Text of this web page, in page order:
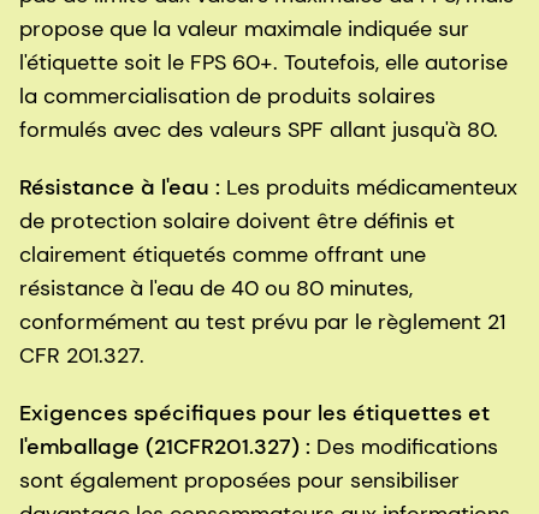
propose que la valeur maximale indiquée sur
l'étiquette soit le FPS 60+. Toutefois, elle autorise
la commercialisation de produits solaires
formulés avec des valeurs SPF allant jusqu'à 80.
Résistance à l'eau : Les produits médicamenteux
de protection solaire doivent être définis et
clairement étiquetés comme offrant une
résistance à l'eau de 40 ou 80 minutes,
conformément au test prévu par le règlement 21
CFR 201.327.
Exigences spécifiques pour les étiquettes et
l'emballage (21CFR201.327) : Des modifications
sont également proposées pour sensibiliser